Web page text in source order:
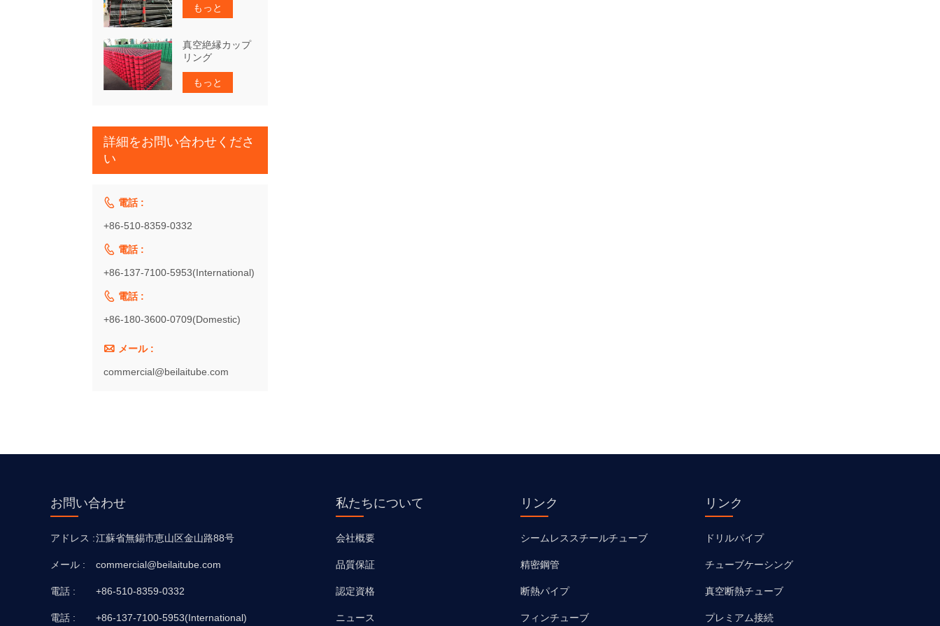
もっと
真空絶縁カップ
リング
もっと
詳細をお問い合わせくださ
い
 電話 :
+86-510-8359-0332
 電話 :
+86-137-7100-5953(International)
 電話 :
+86-180-3600-0709(Domestic)
 メール :
commercial@beilaitube.com
お問い合わせ
アドレス :江蘇省無錫市恵山区金山路88号
メール : commercial@beilaitube.com
電話 : +86-510-8359-0332
電話 : +86-137-7100-5953(International)
私たちについて
会社概要
品質保証
認定資格
ニュース
リンク
シームレススチールチューブ
精密鋼管
断熱パイプ
フィンチューブ
リンク
ドリルパイプ
チューブケーシング
真空断熱チューブ
プレミアム接続